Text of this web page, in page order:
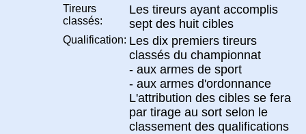
Tireurs
classés:
Les tireurs ayant accomplis
sept des huit cibles
Qualification: Les dix premiers tireurs
classés du championnat
- aux armes de sport
- aux armes d'ordonnance
L'attribution des cibles se fera
par tirage au sort selon le
classement des qualifications